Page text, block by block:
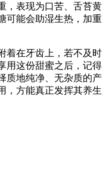
，表现为口苦、舌苔黄
可能会助湿生热，加重
着在牙齿上，若不及时
用这份甜蜜之后，记得
质地纯净、无杂质的产
，方能真正发挥其养生